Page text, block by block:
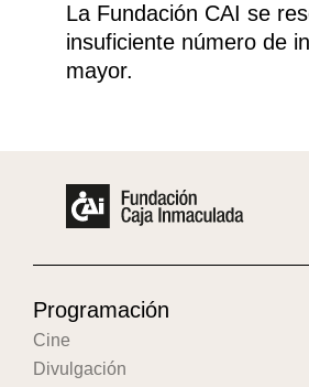
La Fundación CAI se
insuficiente número de
mayor.
Programación
Cine
Divulgación